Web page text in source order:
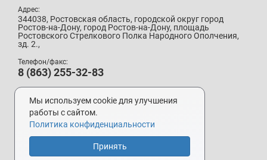
Адрес:
344038, Ростовская область, городской округ город
Ростов-на-Дону, город Ростов-на-Дону, площадь
Ростовского Стрелкового Полка Народного Ополчения,
зд. 2.,
Телефон/факс:
8 (863) 255-32-83
Телефон приемной комиссии:
8 (800) 707-19-29
8 (863) 272-64-88
Мы используем cookie для улучшения
работы с сайтом.
Политика конфиденциальности
Принять